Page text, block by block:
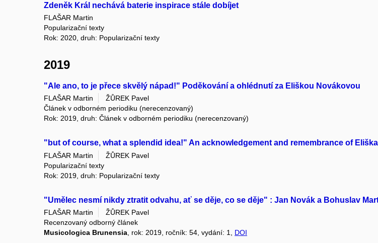
Zdeněk Král nechává baterie inspirace stále dobíjet
FLAŠAR Martin
Popularizační texty
Rok: 2020, druh: Popularizační texty
2019
"Ale ano, to je přece skvělý nápad!" Poděkování a ohlédnutí za Eliškou Novákovou
FLAŠAR Martin
ŽŮREK Pavel
Článek v odborném periodiku (nerecenzovaný)
Rok: 2019, druh: Článek v odborném periodiku (nerecenzovaný)
"but of course, what a splendid idea!" An acknowledgement and remembrance of
FLAŠAR Martin
ŽŮREK Pavel
Popularizační texty
Rok: 2019, druh: Popularizační texty
"Umělec nesmí nikdy ztratit odvahu, ať se děje, co se děje" : Jan Novák a Bohuslav
FLAŠAR Martin
ŽŮREK Pavel
Recenzovaný odborný článek
Musicologica Brunensia , rok: 2019, ročník: 54, vydání: 1, DOI